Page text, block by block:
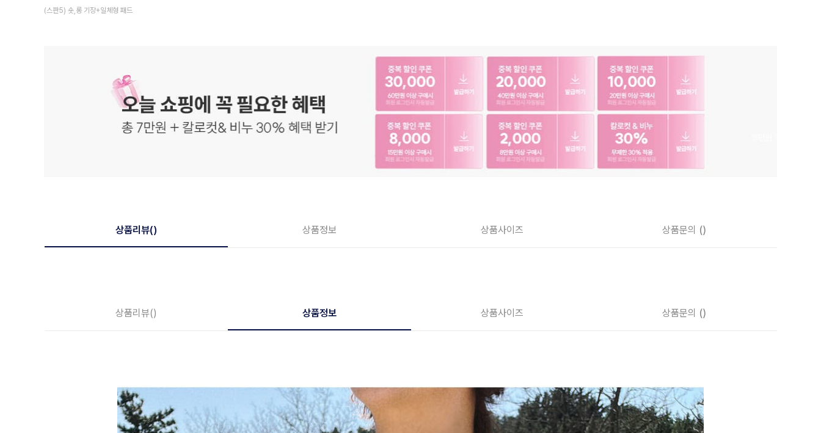
(스판5) 숏,롱 기장+일체형 패드
상품리뷰() 상품정보 상품사이즈 상품문의 ()
상품리뷰() 상품정보 상품사이즈 상품문의 ()